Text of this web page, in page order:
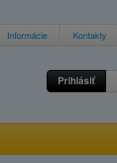
Informácie Kontakty
Prihlásiť